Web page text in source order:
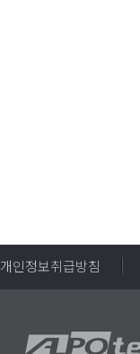
개인정보취급방침